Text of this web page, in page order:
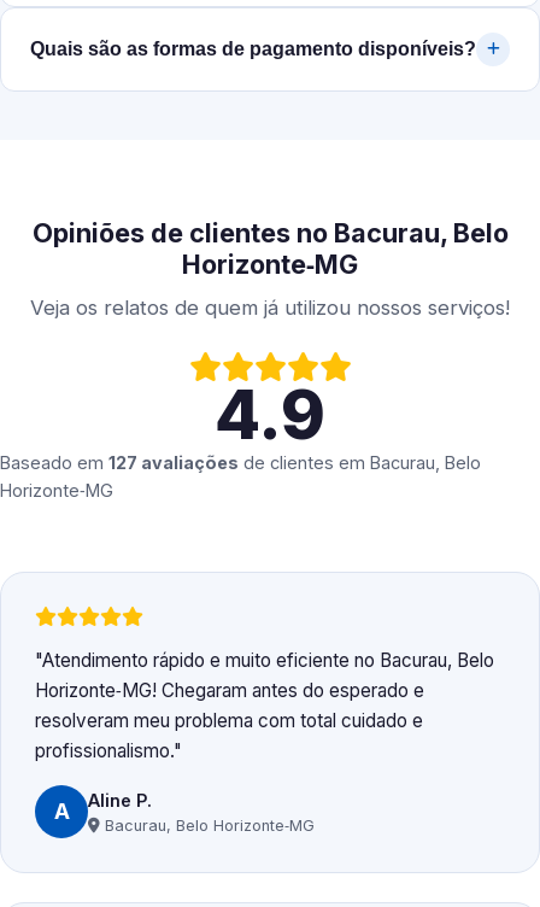
Quais são as formas de pagamento disponíveis?
Opiniões de clientes no Bacurau, Belo
Horizonte‑MG
Veja os relatos de quem já utilizou nossos serviços!
4.9
Baseado em 127 avaliações de clientes em Bacurau, Belo
Horizonte‑MG
Atendimento rápido e muito eficiente no Bacurau, Belo
Horizonte‑MG! Chegaram antes do esperado e
resolveram meu problema com total cuidado e
profissionalismo.
A Aline P.
Bacurau, Belo Horizonte‑MG